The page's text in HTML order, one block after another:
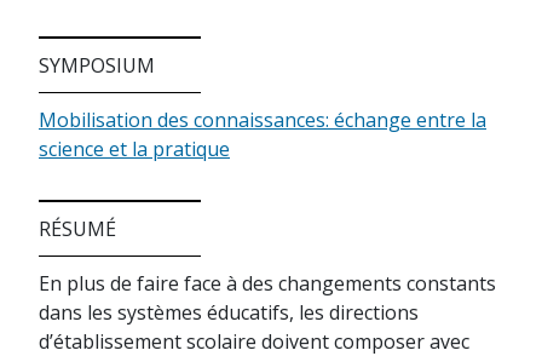
SYMPOSIUM
Mobilisation des connaissances: échange entre la
science et la pratique
RÉSUMÉ
En plus de faire face à des changements constants
dans les systèmes éducatifs, les directions
d’établissement scolaire doivent composer avec